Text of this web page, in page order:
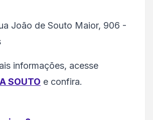
João de Souto Maior, 906 -
informações, acesse
SOUTO e confira.